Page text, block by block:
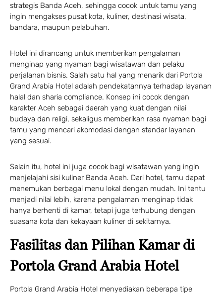
strategis Banda Aceh, sehingga cocok untuk tamu yang
ingin mengakses pusat kota, kuliner, destinasi wisata,
bandara, maupun pelabuhan.
Hotel ini dirancang untuk memberikan pengalaman
menginap yang nyaman bagi wisatawan dan pelaku
perjalanan bisnis. Salah satu hal yang menarik dari Portola
Grand Arabia Hotel adalah pendekatannya terhadap layanan
halal dan sharia compliance. Konsep ini cocok dengan
karakter Aceh sebagai daerah yang kuat dengan nilai
budaya dan religi, sekaligus memberikan rasa nyaman bagi
tamu yang mencari akomodasi dengan standar layanan
yang sesuai.
Selain itu, hotel ini juga cocok bagi wisatawan yang ingin
menjelajahi sisi kuliner Banda Aceh. Dari hotel, tamu dapat
menemukan berbagai menu lokal dengan mudah. Ini tentu
menjadi nilai lebih, karena pengalaman menginap tidak
hanya berhenti di kamar, tetapi juga terhubung dengan
suasana kota dan kekayaan kuliner di sekitarnya.
Fasilitas dan Pilihan Kamar di
Portola Grand Arabia Hotel
Portola Grand Arabia Hotel menyediakan beberapa tipe